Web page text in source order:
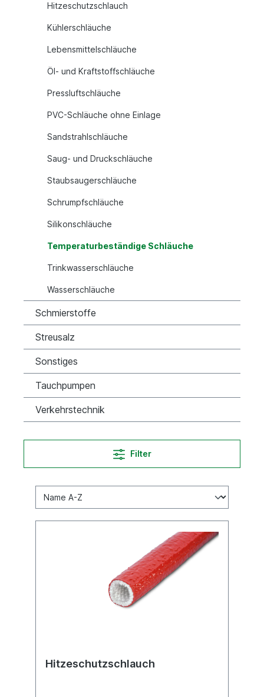
Hitzeschutzschlauch
Kühlerschläuche
Lebensmittelschläuche
Öl- und Kraftstoffschläuche
Pressluftschläuche
PVC-Schläuche ohne Einlage
Sandstrahlschläuche
Saug- und Druckschläuche
Staubsaugerschläuche
Schrumpfschläuche
Silikonschläuche
Temperaturbeständige Schläuche
Trinkwasserschläuche
Wasserschläuche
Schmierstoffe
Streusalz
Sonstiges
Tauchpumpen
Verkehrstechnik
Filter
Hitzeschutzschlauch